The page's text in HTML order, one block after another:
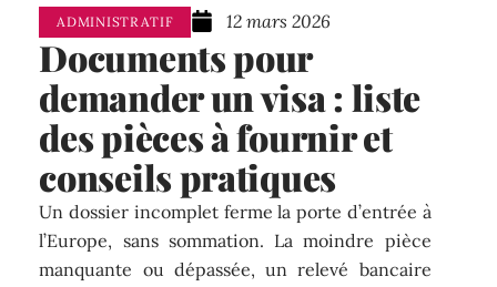
ADMINISTRATIF 12 mars 2026
Documents pour
demander un visa : liste
des pièces à fournir et
conseils pratiques
Un dossier incomplet ferme la porte d’entrée à
l’Europe, sans sommation. La moindre pièce
manquante ou dépassée, un relevé bancaire